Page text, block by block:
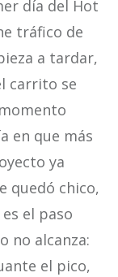
día del Hot
tráfico de
a tardar,
carrito se
en que más
ya
quedó chico,
el paso
no alcanza:
el pico,